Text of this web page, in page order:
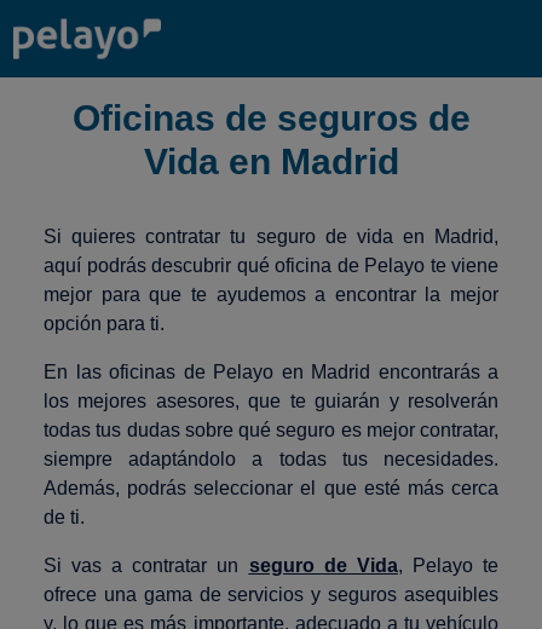
Oficinas de seguros de
Vida en Madrid
Si quieres contratar tu seguro de vida en Madrid,
aquí podrás descubrir qué oficina de Pelayo te viene
mejor para que te ayudemos a encontrar la mejor
opción para ti.
En las oficinas de Pelayo en Madrid encontrarás a
los mejores asesores, que te guiarán y resolverán
todas tus dudas sobre qué seguro es mejor contratar,
siempre adaptándolo a todas tus necesidades.
Además, podrás seleccionar el que esté más cerca
de ti.
Si vas a contratar un seguro de Vida, Pelayo te
ofrece una gama de servicios y seguros asequibles
y, lo que es más importante, adecuado a tu vehículo